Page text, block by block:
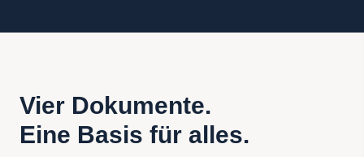
Vier Dokumente.
Eine Basis für alles.